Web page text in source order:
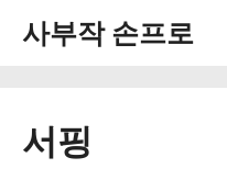
사부작 손프로
서핑